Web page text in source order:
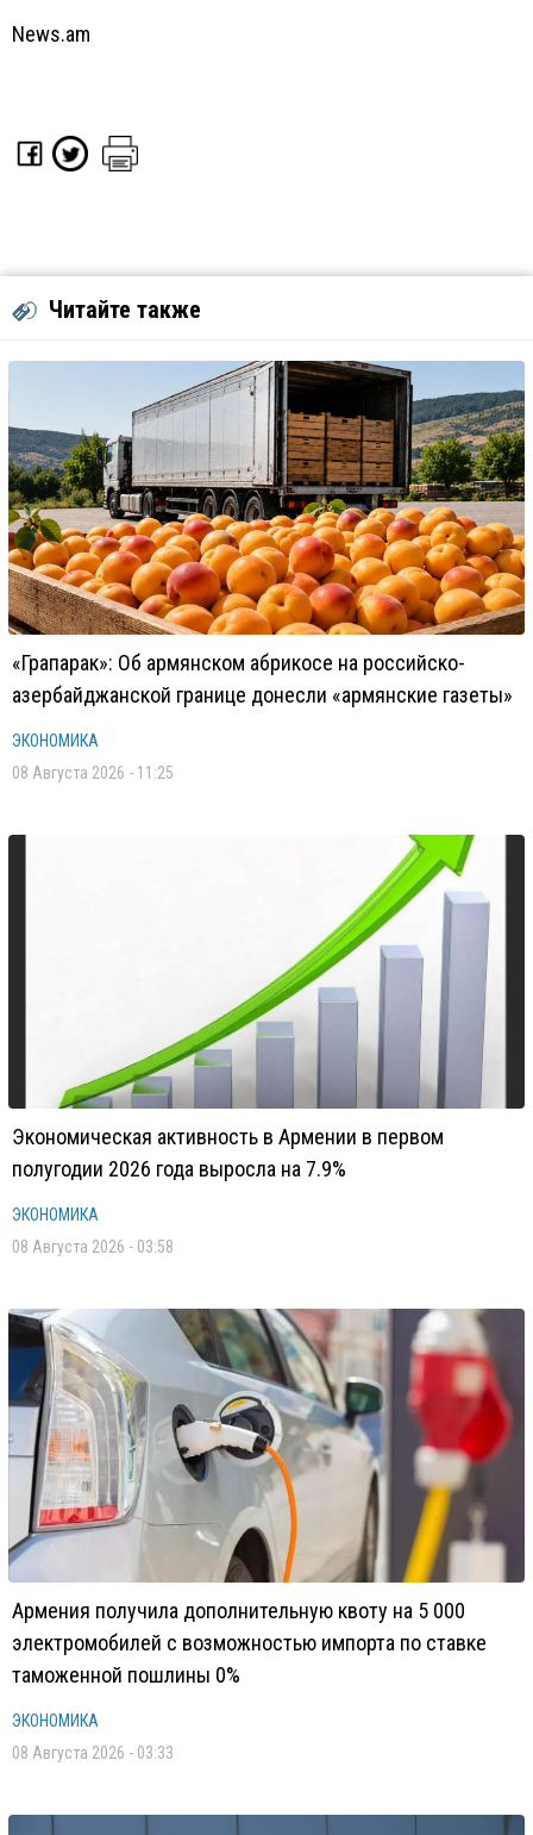
News.am
Читайте также
«Грапарак»: Об армянском абрикосе на российско-
азербайджанской границе донесли «армянские газеты»
ЭКОНОМИКА
08 Августа 2026 - 11:25
Экономическая активность в Армении в первом
полугодии 2026 года выросла на 7.9%
ЭКОНОМИКА
08 Августа 2026 - 03:58
Армения получила дополнительную квоту на 5 000
электромобилей с возможностью импорта по ставке
таможенной пошлины 0%
ЭКОНОМИКА
08 Августа 2026 - 03:33